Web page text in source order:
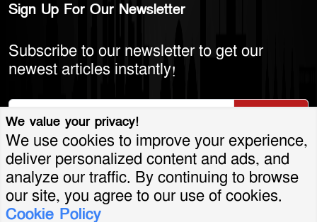
Sign Up For Our Newsletter
Subscribe to our newsletter to get our
newest articles instantly!
© 2026 America Bangla LLC. All Rights
Reserved.
We value your privacy!
We use cookies to improve your experience,
deliver personalized content and ads, and
analyze our traffic. By continuing to browse
our site, you agree to our use of cookies.
Cookie Policy